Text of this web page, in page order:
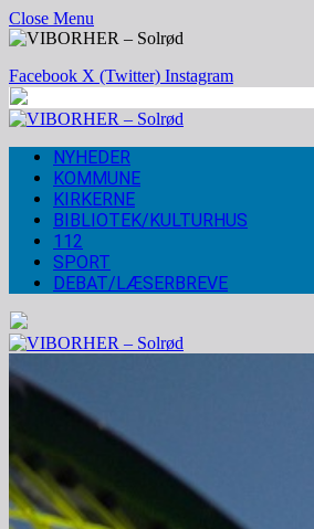
Close Menu
Facebook X (Twitter) Instagram
NYHEDER
KOMMUNE
KIRKERNE
BIBLIOTEK/KULTURHUS
112
SPORT
DEBAT/LÆSERBREVE